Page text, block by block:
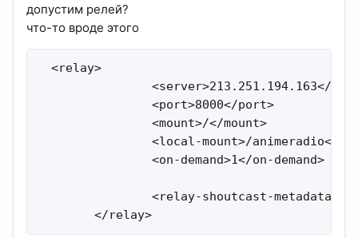
допустим релей?
что-то вроде этого
  <relay>
<server>213.251.194.163</
                <port>8000</port>
                <mount>/</mount>
<local-mount>/animeradio</
                <on-demand>1</on-demand>
<relay-shoutcast-
        </relay>